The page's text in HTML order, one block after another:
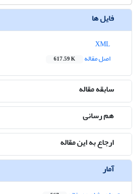
فایل ها
اصل مقاله
617.59 K
سابقه مقاله
هم رسانی
ارجاع به این مقاله
آمار